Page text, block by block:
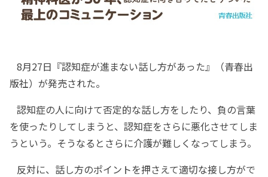
8月27日『認知症が進まない話し方があった』（青春出
版社）が発売された。
認知症の人に向けて否定的な話し方をしたり、負の言葉
を使ったりしてしまうと、認知症をさらに悪化させてしま
うという。そうなるとさらに介護が難しくなってしまう。
反対に、話し方のポイントを押さえて適切な接し方がで